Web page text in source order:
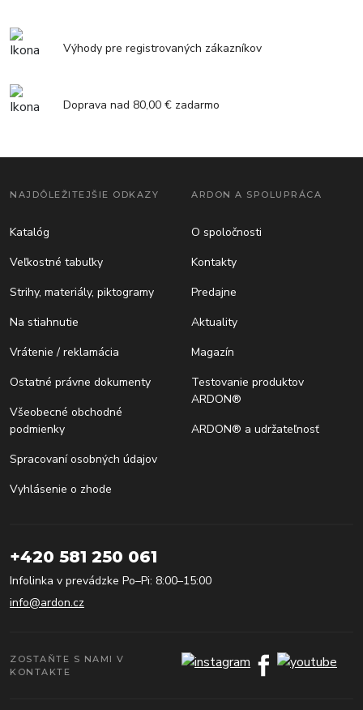
Výhody pre registrovaných zákazníkov
Doprava nad 80,00 € zadarmo
NAJDÔLEŽITEJŠIE ODKAZY
Katalóg
Veľkostné tabuľky
Strihy, materiály, piktogramy
Na stiahnutie
Vrátenie / reklamácia
Ostatné právne dokumenty
Všeobecné obchodné
podmienky
Spracovaní osobných údajov
Vyhlásenie o zhode
ARDON A SPOLUPRÁCA
O spoločnosti
Kontakty
Predajne
Aktuality
Magazín
Testovanie produktov
ARDON®
ARDON® a udržateľnosť
+420 581 250 061
Infolinka v prevádzke Po–Pi: 8:00–15:00
info@ardon.cz
ZOSTAŇTE S NAMI V
KONTAKTE